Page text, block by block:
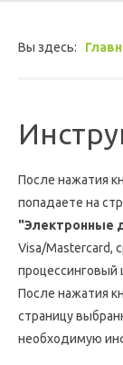
Вы здесь:
После нажатия
попадаете на
"Электронные
Visa/Mastercard,
процессинговый
После нажатия
страницу
необходимую